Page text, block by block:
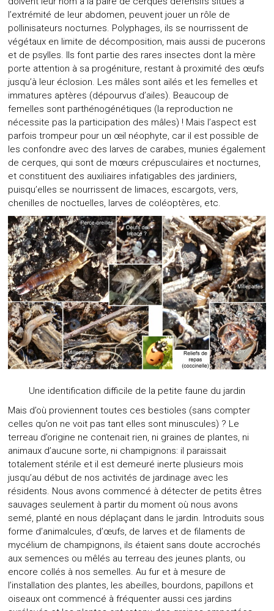
l’extrémité de leur abdomen, peuvent jouer un rôle de
pollinisateurs nocturnes. Polyphages, ils se nourrissent de
végétaux en limite de décomposition, mais aussi de pucerons
et de psylles. Ils font partie des rares insectes dont la mère
porte attention à sa progéniture, restant à proximité des œufs
jusqu’à leur éclosion. Les mâles sont ailés et les femelles et
immatures aptères (dépourvus d’ailes). Beaucoup de
femelles sont parthénogénétiques (la reproduction ne
nécessite pas la participation des mâles) ! Mais l’aspect est
parfois trompeur pour un œil néophyte, car il est possible de
les confondre avec des larves de carabes, munies également
de cerques, qui sont de mœurs crépusculaires et nocturnes,
et constituent des auxiliaires infatigables des jardiniers,
puisqu’elles se nourrissent de limaces, escargots, vers,
chenilles de noctuelles, larves de coléoptères, etc.
Une identification difficile de la petite faune du jardin
Mais d’où proviennent toutes ces bestioles (sans compter
celles qu’on ne voit pas tant elles sont minuscules) ? Le
terreau d’origine ne contenait rien, ni graines de plantes, ni
animaux d’aucune sorte, ni champignons: il paraissait
totalement stérile et il est demeuré inerte plusieurs mois
jusqu’au début de nos activités de jardinage avec les
résidents. Nous avons commencé à détecter de petits êtres
sauvages seulement à partir du moment où nous avons
semé, planté en nous déplaçant dans le jardin. Introduits sous
forme d’animalcules, d’œufs, de larves et de filaments de
mycélium de champignons, ils étaient sans doute accrochés
aux semences ou mêlés au terreau des jeunes plants, ou
encore collés à nos semelles. Au fur et à mesure de
l’installation des plantes, les abeilles, bourdons, papillons et
oiseaux ont commencé à fréquenter aussi ces jardins